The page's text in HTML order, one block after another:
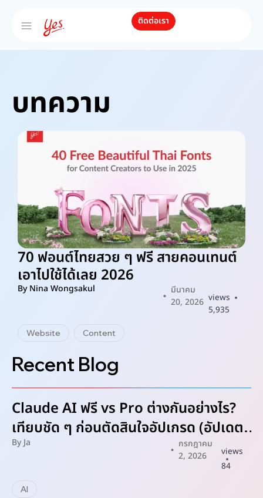
ติดต่อเรา
บทความ
70 ฟอนต์ไทยสวย ๆ ฟรี สายคอนเทนต์
เอาไปใช้ได้เลย 2026
ByNina Wongsakul
มีนาคม
20, 2026 views
5,935
Website Content
Recent Blog
Claude AI ฟรี vs Pro ต่างกันอย่างไร?
เทียบชัด ๆ ก่อนตัดสินใจอัปเกรด (อัปเดต
2026)
By Ja
กรกฎาคม
2, 2026
views
84
AI